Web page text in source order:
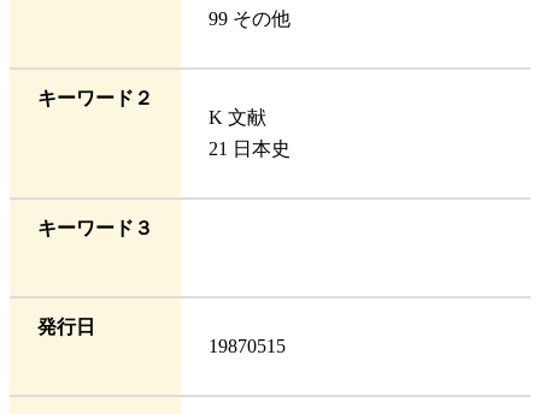
99 その他
キーワード２
K 文献
21 日本史
キーワード３
発行日
19870515